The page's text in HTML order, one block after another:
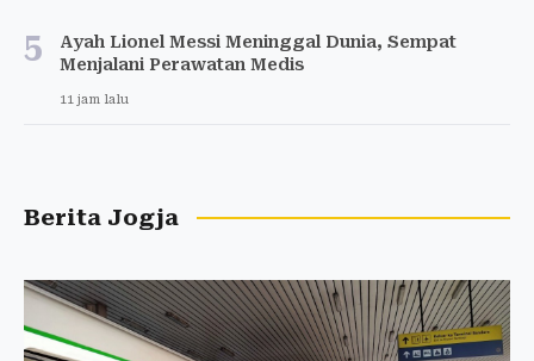
5
Ayah Lionel Messi Meninggal Dunia, Sempat
Menjalani Perawatan Medis
11 jam lalu
Berita Jogja